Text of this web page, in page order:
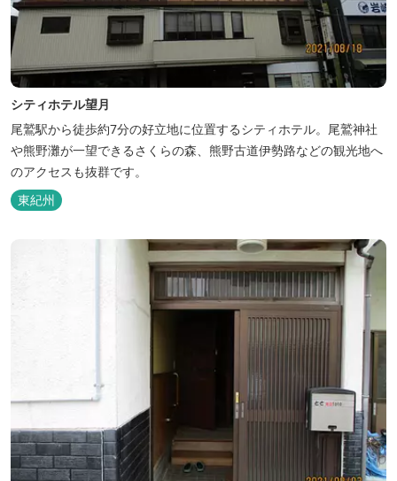
シティホテル望月
尾鷲駅から徒歩約7分の好立地に位置するシティホテル。尾鷲神社
や熊野灘が一望できるさくらの森、熊野古道伊勢路などの観光地へ
のアクセスも抜群です。
東紀州